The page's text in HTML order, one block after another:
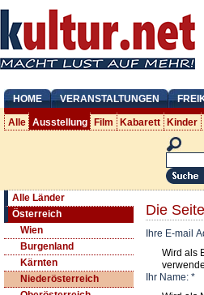
HOME VERANSTALTUNGEN
Alle Ausstellung Film Kabarett Kinder
Alle Länder
Österreich
Wien
Burgenland
Kärnten
Niederösterreich
Die
Ihre E-mail
Wird als
Ihr Name: *